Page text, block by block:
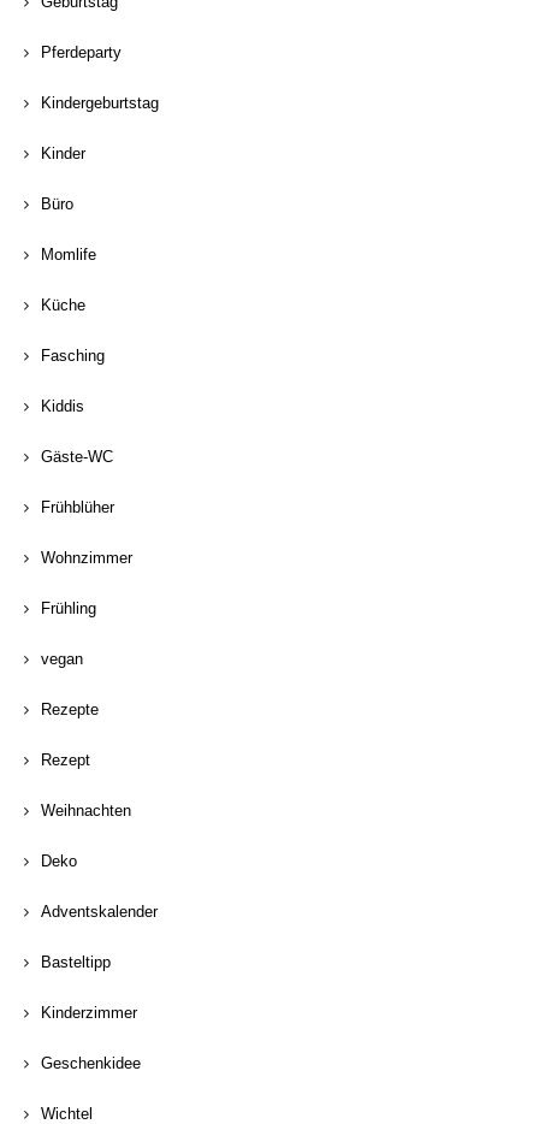
Pferdeparty
Kindergeburtstag
Kinder
Büro
Momlife
Küche
Fasching
Kiddis
Gäste-WC
Frühblüher
Wohnzimmer
Frühling
vegan
Rezepte
Rezept
Weihnachten
Deko
Adventskalender
Basteltipp
Kinderzimmer
Geschenkidee
Wichtel